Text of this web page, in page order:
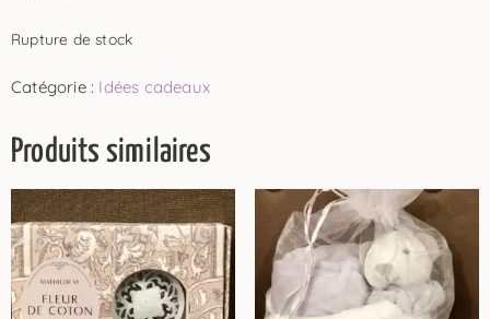
Rupture de stock
Catégorie : Idées cadeaux
Produits similaires